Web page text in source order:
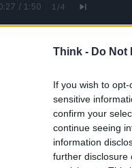
Think - Do Not
If you wish to
sensitive
confirm your
continue seeing
information
further disclosure
/ 1:50 1 /4
drammatico